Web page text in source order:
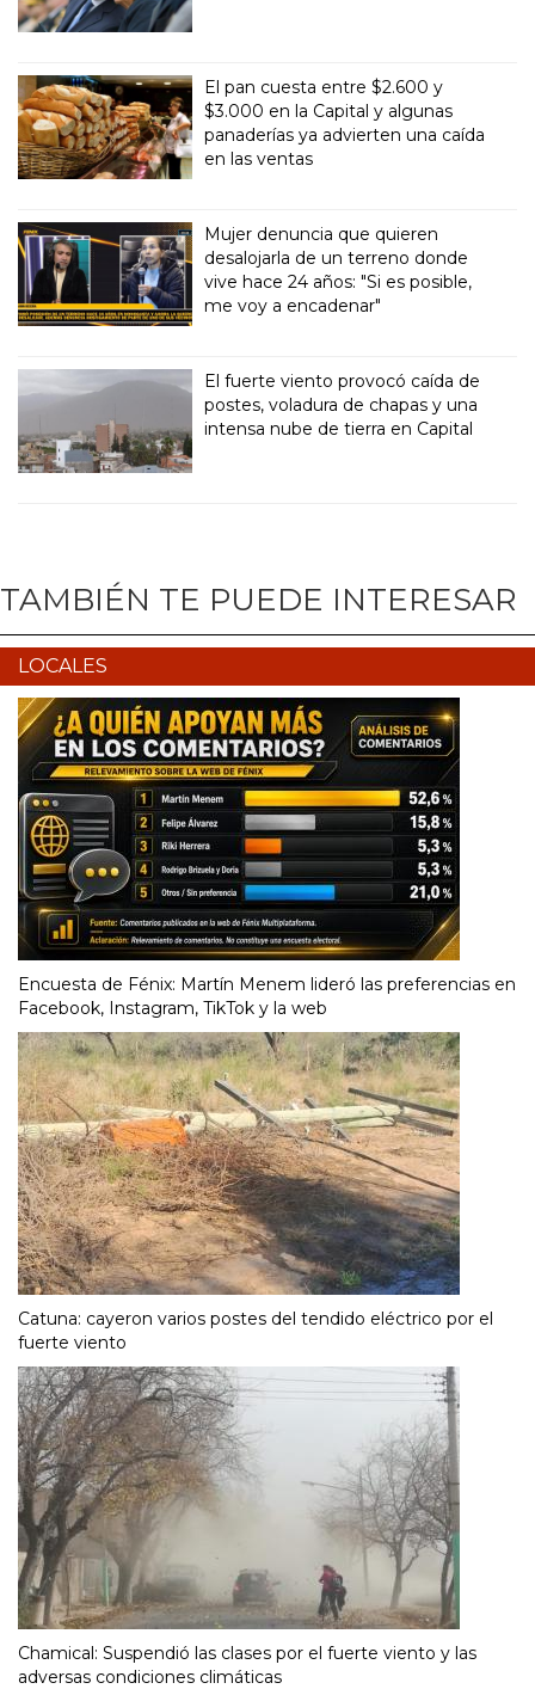
El pan cuesta entre $2.600 y
$3.000 en la Capital y algunas
panaderías ya advierten una caída
en las ventas
Mujer denuncia que quieren
desalojarla de un terreno donde
vive hace 24 años: "Si es posible,
me voy a encadenar"
El fuerte viento provocó caída de
postes, voladura de chapas y una
intensa nube de tierra en Capital
TAMBIÉN TE PUEDE INTERESAR
LOCALES
Encuesta de Fénix: Martín Menem lideró las preferencias en
Facebook, Instagram, TikTok y la web
Catuna: cayeron varios postes del tendido eléctrico por el
fuerte viento
Chamical: Suspendió las clases por el fuerte viento y las
adversas condiciones climáticas